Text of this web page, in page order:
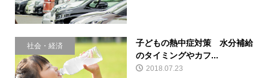
社会・経済
子どもの熱中症対策 水分補給
のタイミングやカフ...
2018.07.23